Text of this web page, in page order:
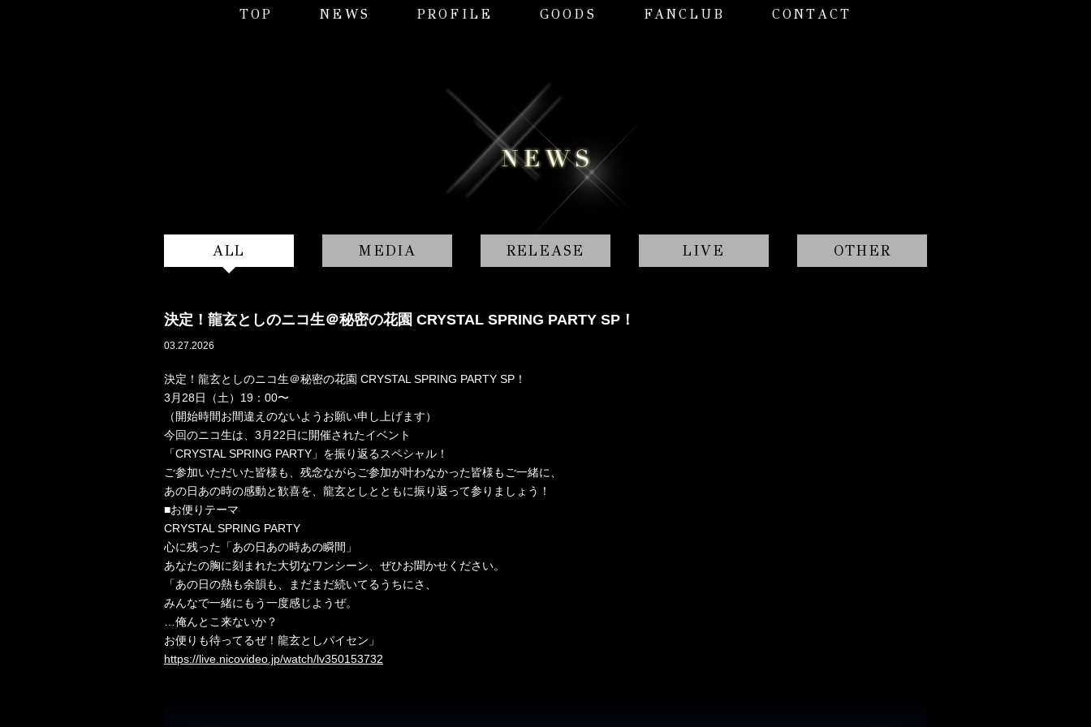
TOP NEWS PROFILE GOODS FANCLUB CONTACT
ALL MEDIA RELEASE LIVE OTHER
決定！龍玄としのニコ生＠秘密の花園 CRYSTAL SPRING PARTY SP！
03.27.2026
決定！龍玄としのニコ生＠秘密の花園 CRYSTAL SPRING PARTY SP！
3月28日（土）19：00〜
（開始時間お間違えのないようお願い申し上げます）
今回のニコ生は、3月22日に開催されたイベント
「CRYSTAL SPRING PARTY」を振り返るスペシャル！
ご参加いただいた皆様も、残念ながらご参加が叶わなかった皆様もご一緒に、
あの日あの時の感動と歓喜を、龍玄としとともに振り返って参りましょう！
■お便りテーマ
CRYSTAL SPRING PARTY
心に残った「あの日あの時あの瞬間」
あなたの胸に刻まれた大切なワンシーン、ぜひお聞かせください。
「あの日の熱も余韻も、まだまだ続いてるうちにさ、
みんなで一緒にもう一度感じようぜ。
…俺んとこ来ないか？
お便りも待ってるぜ！龍玄としパイセン」
https://live.nicovideo.jp/watch/lv350153732